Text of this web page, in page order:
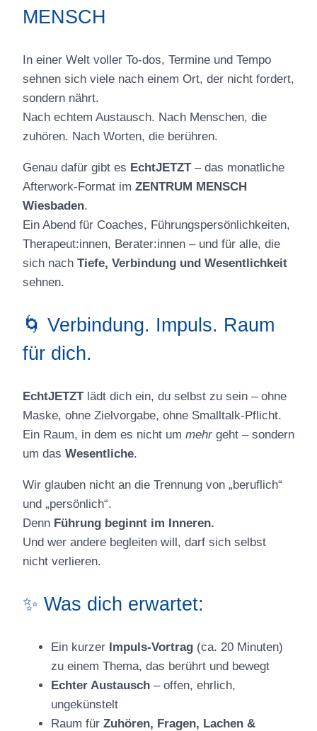
MENSCH
In einer Welt voller To-dos, Termine und Tempo
sehnen sich viele nach einem Ort, der nicht fordert,
sondern nährt.
Nach echtem Austausch. Nach Menschen, die
zuhören. Nach Worten, die berühren.
Genau dafür gibt es EchtJETZT– das monatliche
Afterwork-Format im ZENTRUM MENSCH
Wiesbaden.
Ein Abend für Coaches, Führungspersönlichkeiten,
Therapeut:innen, Berater:innen – und für alle, die
sich nach Tiefe, Verbindung und Wesentlichkeit
sehnen.
🌀 Verbindung. Impuls. Raum
für dich.
EchtJETZTlädt dich ein, du selbst zu sein – ohne
Maske, ohne Zielvorgabe, ohne Smalltalk-Pflicht.
Ein Raum, in dem es nicht um mehr geht – sondern
um das Wesentliche.
Wir glauben nicht an die Trennung von „beruflich“
und „persönlich“.
Denn Führung beginnt im Inneren.
Und wer andere begleiten will, darf sich selbst
nicht verlieren.
✨ Was dich erwartet:
Ein kurzer Impuls-Vortrag (ca. 20 Minuten)
zu einem Thema, das berührt und bewegt
Echter Austausch – offen, ehrlich,
ungekünstelt
Raum für Zuhören, Fragen, Lachen &